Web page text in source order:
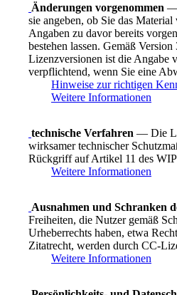
Änderungen vorgenommen —
sie angeben, ob Sie das
Angaben zu davor bereits
bestehen lassen. Gemäß
Lizenzversionen ist die Angabe
verpflichtend, wenn Sie eine
Hinweise zur richtigen
Weitere Informationen
technische Verfahren — Die
wirksamer technischer
Rückgriff auf Artikel 11 des
Weitere Informationen
Ausnahmen und Schranken
Freiheiten, die Nutzer gemäß
Urheberrechts haben, etwa
Zitatrecht, werden durch CC-
Weitere Informationen